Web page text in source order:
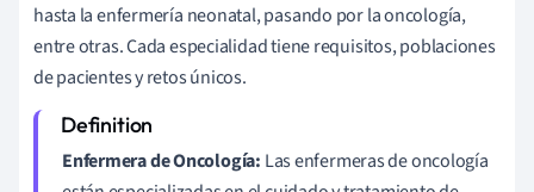
hasta la enfermería neonatal, pasando por la oncología,
entre otras. Cada especialidad tiene requisitos, poblaciones
de pacientes y retos únicos.
Enfermera de Oncología: Las enfermeras de oncología